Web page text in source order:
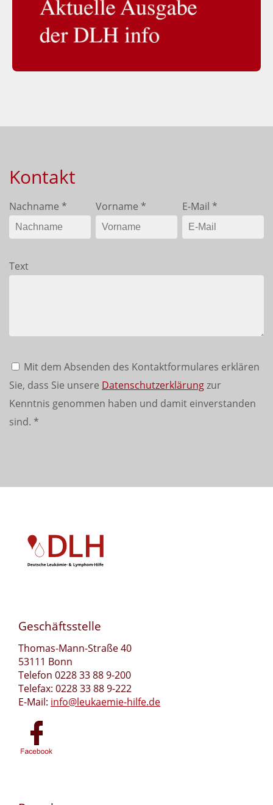
Kontakt
Nachname * Vorname * E-Mail *
Text
Mit dem Absenden des Kontaktformulares erklären
Sie, dass Sie unsere Datenschutzerklärungzur
Kenntnis genommen haben und damit einverstanden
sind. *
Geschäftsstelle
Thomas-Mann-Straße 40
53111 Bonn
Telefon 0228 33 88 9-200
Telefax: 0228 33 88 9-222
E-Mail: info@leukaemie-hilfe.de